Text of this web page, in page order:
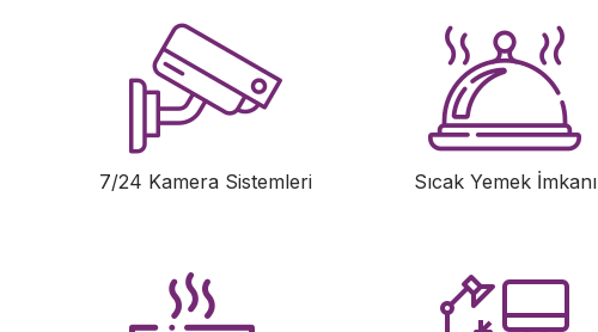
7/24 Kamera Sistemleri Sıcak Yemek İmkanı